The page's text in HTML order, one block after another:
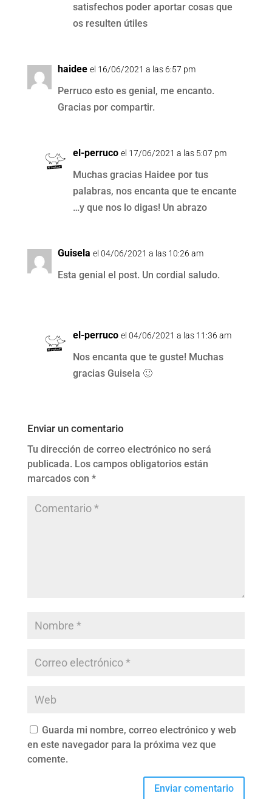
satisfechos poder aportar cosas que
os resulten útiles
haidee el 16/06/2021 a las 6:57 pm
Perruco esto es genial, me encanto.
Gracias por compartir.
el-perruco el 17/06/2021 a las 5:07 pm
Muchas gracias Haidee por tus
palabras, nos encanta que te encante
…y que nos lo digas! Un abrazo
Guisela el 04/06/2021 a las 10:26 am
Esta genial el post. Un cordial saludo.
el-perruco el 04/06/2021 a las 11:36 am
Nos encanta que te guste! Muchas
gracias Guisela 🙂
Enviar un comentario
Tu dirección de correo electrónico no será
publicada. Los campos obligatorios están
marcados con *
Guarda mi nombre, correo electrónico y web
en este navegador para la próxima vez que
comente.
Enviar comentario